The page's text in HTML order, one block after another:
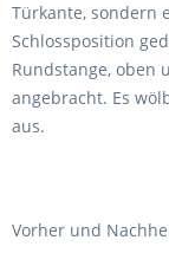
Türkante, sondern
Schlossposition
Rundstange, oben
angebracht. Es
aus.
Vorher und